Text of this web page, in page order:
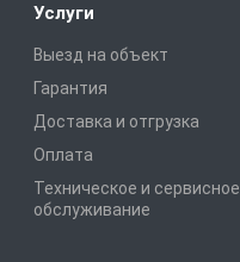
Услуги
Выезд на объект
Гарантия
Доставка и отгрузка
Оплата
Техническое и сервисное
обслуживание